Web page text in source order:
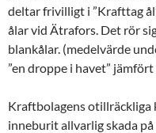
deltar frivilligt i ”Krafttag
ålar vid Ätrafors. Det rör
blankålar. (medelvärde
”en droppe i havet”
Kraftbolagens otillräckliga
inneburit allvarlig skada